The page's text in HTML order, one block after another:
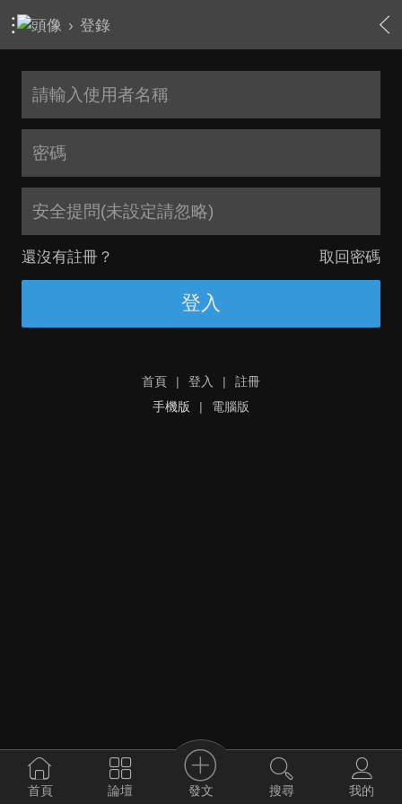
› 登錄
安全提問(未設定請忽略)
還沒有註冊？ 取回密碼
登入
首頁 | 登入 |
註冊
手機版
| 電腦版
首頁 論壇 發文 搜尋 我的